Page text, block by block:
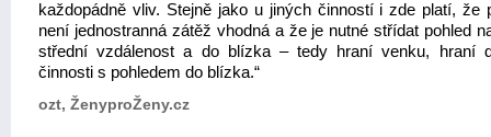
každopádně vliv. Stejně jako u jiných činností i zde platí, že
není jednostranná zátěž vhodná a že je nutné střídat pohled
střední vzdálenost a do blízka – tedy hraní venku, hraní
činnosti s pohledem do blízka.“
ozt, ŽenyproŽeny.cz